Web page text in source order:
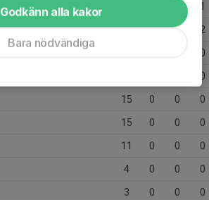
1
49 2 1 2
0
0
15 0 0 0
15 0 0 0
11 0 0 0
4 0 0 0
3 0 0 0
Godkänn alla kakor
Bara nödvändiga